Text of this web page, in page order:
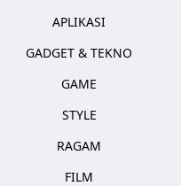
APLIKASI
GADGET & TEKNO
GAME
STYLE
RAGAM
FILM